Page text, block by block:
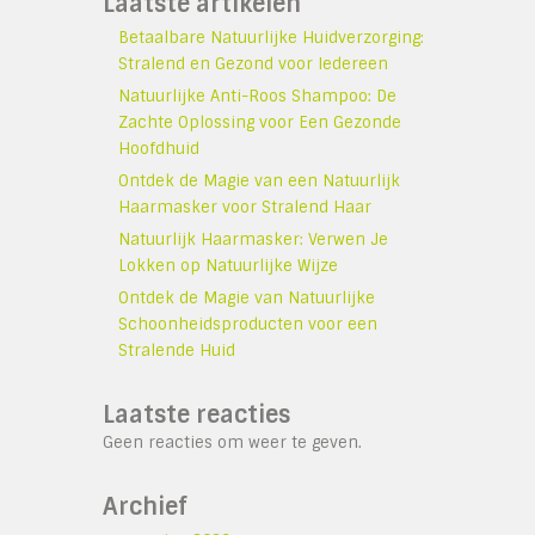
Betaalbare Natuurlijke Huidverzorging:
Stralend en Gezond voor Iedereen
Natuurlijke Anti-Roos Shampoo: De
Zachte Oplossing voor Een Gezonde
Hoofdhuid
Ontdek de Magie van een Natuurlijk
Haarmasker voor Stralend Haar
Natuurlijk Haarmasker: Verwen Je
Lokken op Natuurlijke Wijze
Ontdek de Magie van Natuurlijke
Schoonheidsproducten voor een
Stralende Huid
Laatste reacties
Geen reacties om weer te geven.
Archief